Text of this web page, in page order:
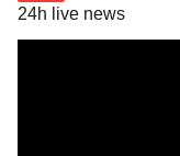
24h live news